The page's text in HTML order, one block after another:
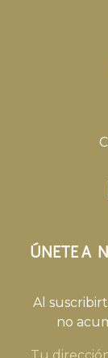
ÚNETE A
Al
no